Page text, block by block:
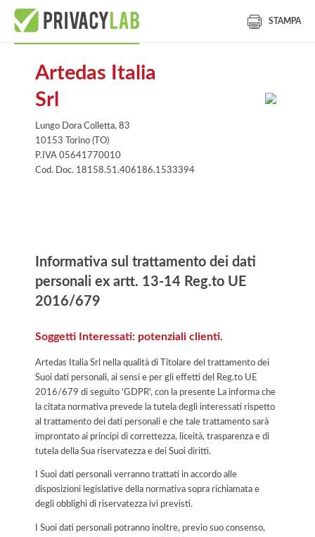
STAMPA
Artedas Italia
Srl
Lungo Dora Colletta, 83
10153 Torino (TO)
P.IVA 05641770010
Cod. Doc. 18158.51.406186.1533394
Informativa sul trattamento dei dati
personali ex artt. 13-14 Reg.to UE
2016/679
Soggetti Interessati: potenziali clienti.
Artedas Italia Srl nella qualità di Titolare del trattamento dei
Suoi dati personali, ai sensi e per gli effetti del Reg.to UE
2016/679 di seguito 'GDPR', con la presente La informa che
la citata normativa prevede la tutela degli interessati rispetto
al trattamento dei dati personali e che tale trattamento sarà
improntato ai principi di correttezza, liceità, trasparenza e di
tutela della Sua riservatezza e dei Suoi diritti.
I Suoi dati personali verranno trattati in accordo alle
disposizioni legislative della normativa sopra richiamata e
degli obblighi di riservatezza ivi previsti.
I Suoi dati personali potranno inoltre, previo suo consenso,